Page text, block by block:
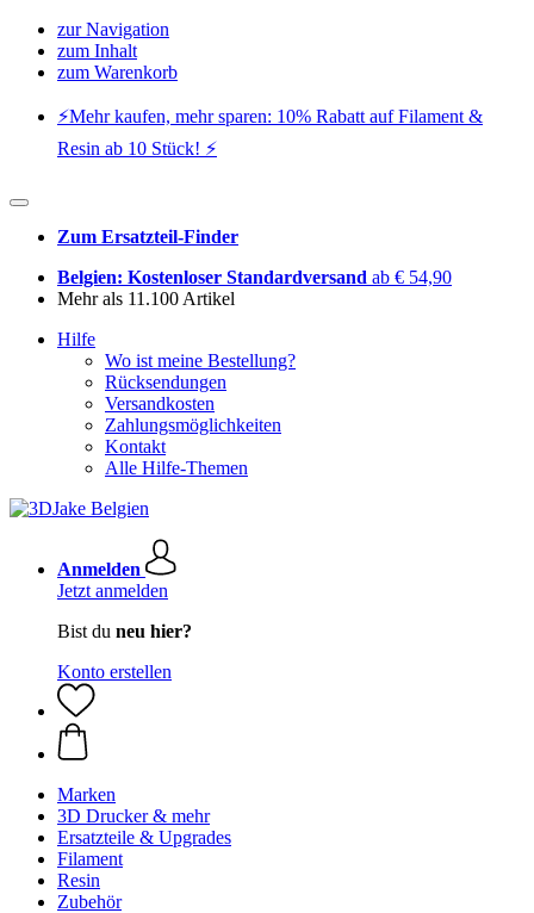
zur Navigation
zum Inhalt
zum Warenkorb
⚡️Mehr kaufen, mehr sparen: 10% Rabatt auf Filament &
Resin ab 10 Stück! ⚡️
Zum Ersatzteil-Finder
Belgien: Kostenloser Standardversand ab € 54,90
Mehr als 11.100 Artikel
Hilfe
Wo ist meine Bestellung?
Rücksendungen
Versandkosten
Zahlungsmöglichkeiten
Kontakt
Alle Hilfe-Themen
Anmelden
Jetzt anmelden
Bist du neu hier?
Konto erstellen
Marken
3D Drucker & mehr
Ersatzteile & Upgrades
Filament
Resin
Zubehör